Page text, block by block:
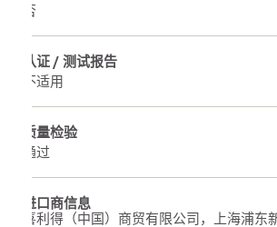
否
认证 / 测试报告
不适用
质量检验
通过
进口商信息
喜利得（中国）商贸有限公司，上海浦东